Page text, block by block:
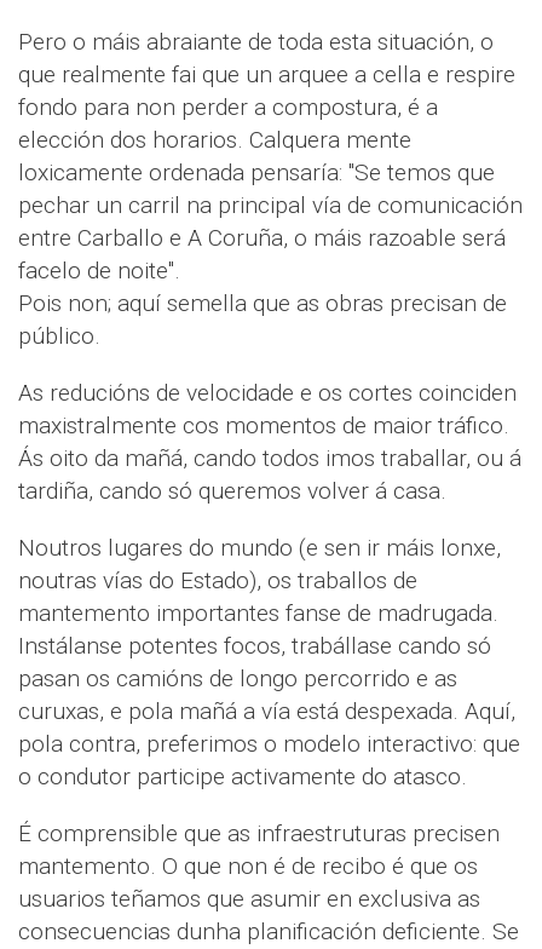
Pero o máis abraiante de toda esta situación, o
que realmente fai que un arquee a cella e respire
fondo para non perder a compostura, é a
elección dos horarios. Calquera mente
loxicamente ordenada pensaría: "Se temos que
pechar un carril na principal vía de comunicación
entre Carballo e A Coruña, o máis razoable será
facelo de noite".
Pois non; aquí semella que as obras precisan de
público.
As reducións de velocidade e os cortes coinciden
maxistralmente cos momentos de maior tráfico.
Ás oito da mañá, cando todos imos traballar, ou á
tardiña, cando só queremos volver á casa.
Noutros lugares do mundo (e sen ir máis lonxe,
noutras vías do Estado), os traballos de
mantemento importantes fanse de madrugada.
Instálanse potentes focos, trabállase cando só
pasan os camións de longo percorrido e as
curuxas, e pola mañá a vía está despexada. Aquí,
pola contra, preferimos o modelo interactivo: que
o condutor participe activamente do atasco.
É comprensible que as infraestruturas precisen
mantemento. O que non é de recibo é que os
usuarios teñamos que asumir en exclusiva as
consecuencias dunha planificación deficiente. Se